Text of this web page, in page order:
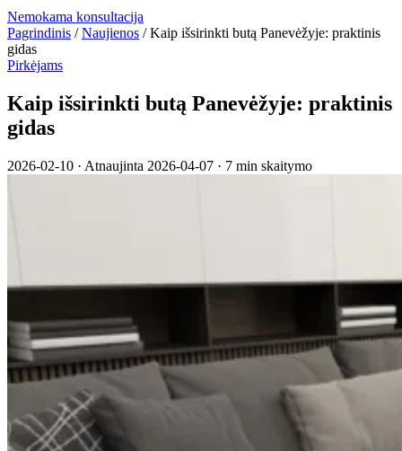
Nemokama konsultacija
Pagrindinis /Naujienos /Kaip išsirinkti butą Panevėžyje: praktinis
gidas
Pirkėjams
Kaip išsirinkti butą Panevėžyje: praktinis
gidas
2026-02-10 · Atnaujinta 2026-04-07 · 7 min skaitymo